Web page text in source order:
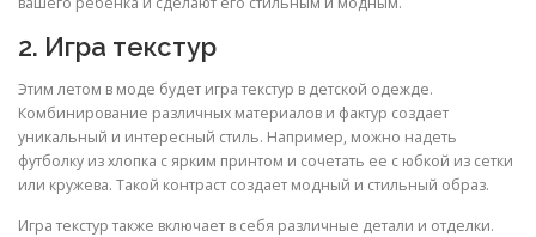
2. Игра текстур
Этим летом в моде будет игра текстур в детской одежде.
Комбинирование различных материалов и фактур создает
уникальный и интересный стиль. Например, можно надеть
футболку из хлопка с ярким принтом и сочетать ее с юбкой из сетки
или кружева. Такой контраст создает модный и стильный образ.
Игра текстур также включает в себя различные детали и отделки.